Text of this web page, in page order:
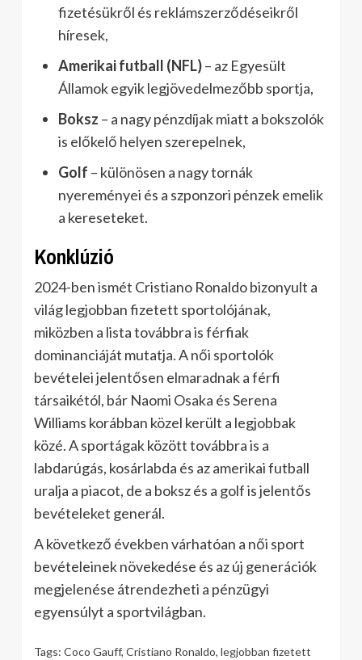
fizetésükről és reklámszerződéseikről
híresek,
Amerikai futball (NFL)– az Egyesült
Államok egyik legjövedelmezőbb sportja,
Boksz – a nagy pénzdíjak miatt a bokszolók
is előkelő helyen szerepelnek,
Golf – különösen a nagy tornák
nyereményei és a szponzori pénzek emelik
a kereseteket.
Konklúzió
2024-ben ismét Cristiano Ronaldo bizonyult a
világ legjobban fizetett sportolójának,
miközben a lista továbbra is férfiak
dominanciáját mutatja. A női sportolók
bevételei jelentősen elmaradnak a férfi
társaikétól, bár Naomi Osaka és Serena
Williams korábban közel került a legjobbak
közé. A sportágak között továbbra is a
labdarúgás, kosárlabda és az amerikai futball
uralja a piacot, de a boksz és a golf is jelentős
bevételeket generál.
A következő években várhatóan a női sport
bevételeinek növekedése és az új generációk
megjelenése átrendezheti a pénzügyi
egyensúlyt a sportvilágban.
Tags: Coco Gauff, Cristiano Ronaldo, legjobban fizetett